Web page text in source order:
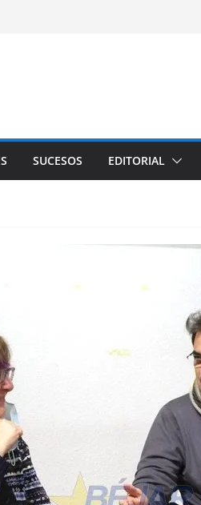
SUCESOS EDITORIAL